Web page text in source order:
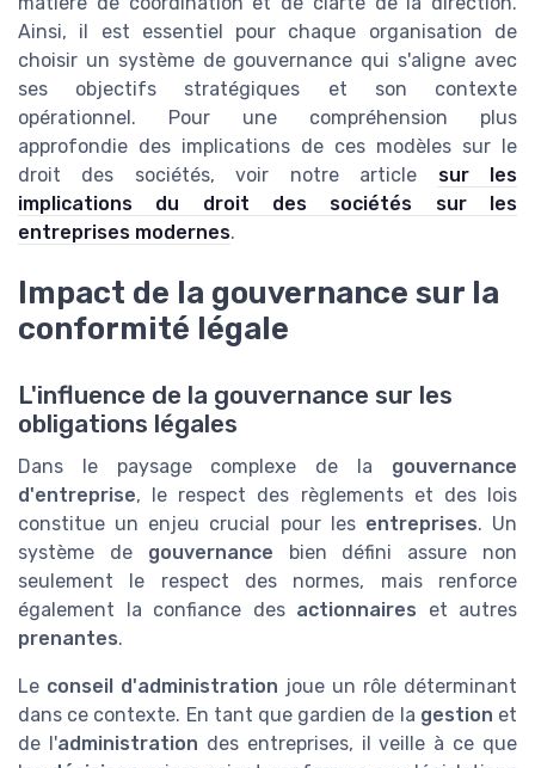
Ainsi, il est essentiel pour chaque organisation de
choisir un système de gouvernance qui s'aligne avec
ses objectifs stratégiques et son contexte
opérationnel. Pour une compréhension plus
approfondie des implications de ces modèles sur le
droit des sociétés, voir notre article sur les
implications du droit des sociétés sur les
entreprises modernes.
Impact de la gouvernance sur la
conformité légale
L'influence de la gouvernance sur les
obligations légales
Dans le paysage complexe de la gouvernance
d'entreprise, le respect des règlements et des lois
constitue un enjeu crucial pour les entreprises. Un
système de gouvernance bien défini assure non
seulement le respect des normes, mais renforce
également la confiance des actionnaires et autres
prenantes.
Le conseil d'administration joue un rôle déterminant
dans ce contexte. En tant que gardien de la gestion et
de l'administration des entreprises, il veille à ce que